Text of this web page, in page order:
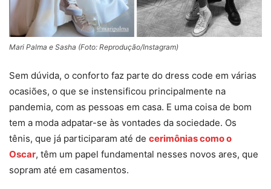
Mari Palma e Sasha (Foto: Reprodução/Instagram)
Sem dúvida, o conforto faz parte do dress code em várias
ocasiões, o que se instensificou principalmente na
pandemia, com as pessoas em casa. E uma coisa de bom
tem a moda adpatar-se às vontades da sociedade. Os
tênis, que já participaram até de cerimônias como o
Oscar, têm um papel fundamental nesses novos ares, que
sopram até em casamentos.